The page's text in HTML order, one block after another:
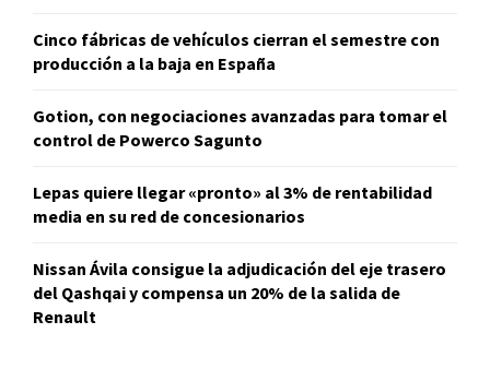
Cinco fábricas de vehículos cierran el semestre con
producción a la baja en España
Gotion, con negociaciones avanzadas para tomar el
control de Powerco Sagunto
Lepas quiere llegar «pronto» al 3% de rentabilidad
media en su red de concesionarios
Nissan Ávila consigue la adjudicación del eje trasero
del Qashqai y compensa un 20% de la salida de
Renault